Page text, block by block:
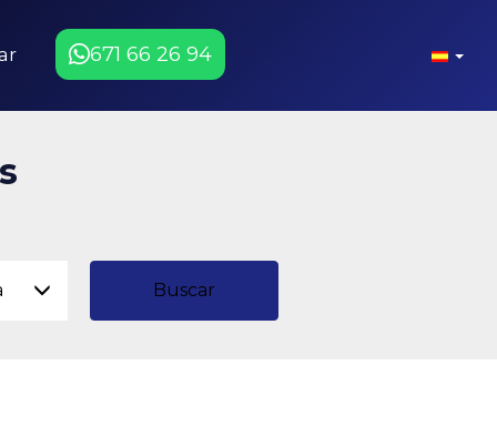
671 66 26 94
Buscar